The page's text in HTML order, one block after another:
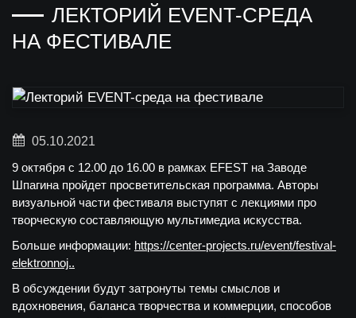
ЛЕКТОРИЙ EVENT-СРЕДА
НА ФЕСТИВАЛЕ
05.10.2021
9 октября с 12.00 до 16.00 в рамках EFEST на Заводе
Шпагина пройдет просветительская программа. Авторы
визуальной части фестиваля выступят с лекциями про
творческую составляющую мультимедиа искусства.
Больше информации: https://center-projects.ru/event/festival-
elektronnoj..
В обсуждении будут затронуты темы смыслов и
вдохновения, баланса творчества и коммерции, способов